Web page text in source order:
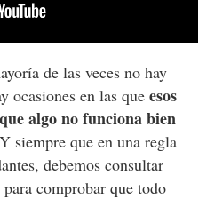
de las veces no hay
ocasiones en las que esos
algo no funciona bien
siempre que en una regla
debemos consultar
comprobar que todo